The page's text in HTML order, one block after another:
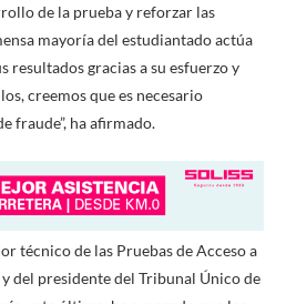
de la prueba y reforzar las
mayoría del estudiantado actúa
resultados gracias a su esfuerzo y
creemos que es necesario
fraude”, ha afirmado.
técnico de las Pruebas de Acceso a
del presidente del Tribunal Único de